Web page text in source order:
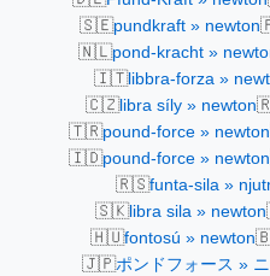
🇸🇪pundkraft » newton
🇳🇱pond-kracht »
🇮🇹libbra-forza »
🇨🇿libra síly » newton
🇹🇷pound-force » newton
🇮🇩pound-force » newton
🇷🇸funta-sila »
🇸🇰libra sila » newton
🇭🇺fontosú » newton
🇯🇵ポンドフォース »